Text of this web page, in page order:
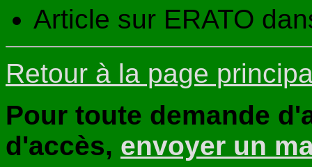
Article sur ERATO
Retour à la page
Pour toute demande
d'accès, envoyer un